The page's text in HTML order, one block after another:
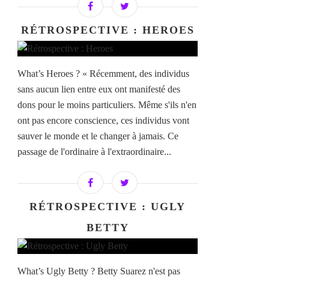
RÉTROSPECTIVE : HEROES
What’s Heroes ? « Récemment, des individus
sans aucun lien entre eux ont manifesté des
dons pour le moins particuliers. Même s'ils n'en
ont pas encore conscience, ces individus vont
sauver le monde et le changer à jamais. Ce
passage de l'ordinaire à l'extraordinaire...
RÉTROSPECTIVE : UGLY
BETTY
What’s Ugly Betty ? Betty Suarez n'est pas